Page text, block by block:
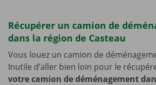
Récupérer un camion de
dans la région de Casteau
Vous louez un camion de
Inutile d’aller bien loin pour le
votre camion de déménagement